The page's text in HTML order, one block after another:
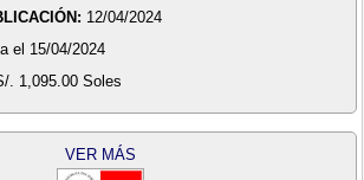
12/04/2024
el 15/04/2024
. 1,095.00 Soles
VER MÁS